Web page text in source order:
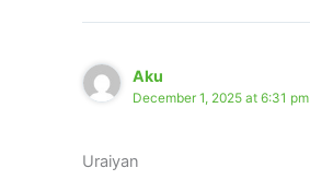
Aku
December 1, 2025 at 6:31 pm
Uraiyan